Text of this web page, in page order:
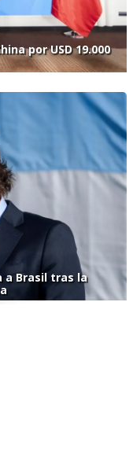
por USD 19.000
a Brasil tras la